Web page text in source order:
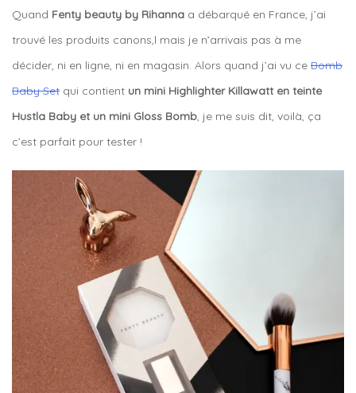
Quand Fenty beauty by Rihanna a débarqué en France, j’ai
trouvé les produits canons,l mais je n’arrivais pas à me
décider, ni en ligne, ni en magasin. Alors quand j’ai vu ce Bomb
Baby Set qui contient un mini Highlighter Killawatt en teinte
Hustla Baby et un mini Gloss Bomb, je me suis dit, voilà, ça
c’est parfait pour tester !